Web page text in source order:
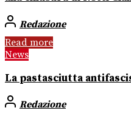
Redazione
Read more
News
La pastasciutta
Redazione